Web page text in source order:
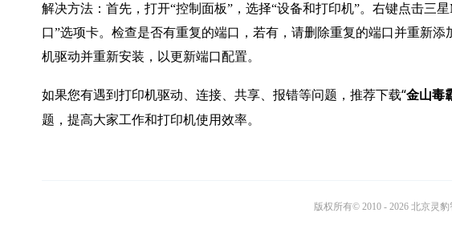
解决方法：首先，打开“控制面板”，选择“设备和打印机”。右键点击三
口”选项卡。检查是否有重复的端口，若有，请删除重复的端口并重新
机驱动并重新安装，以更新端口配置。
如果您有遇到打印机驱动、连接、共享、报错等问题，推荐下载“金山毒
题，提高大家工作和打印机使用效率。
版权所有© 2010 - 2026 北京灵